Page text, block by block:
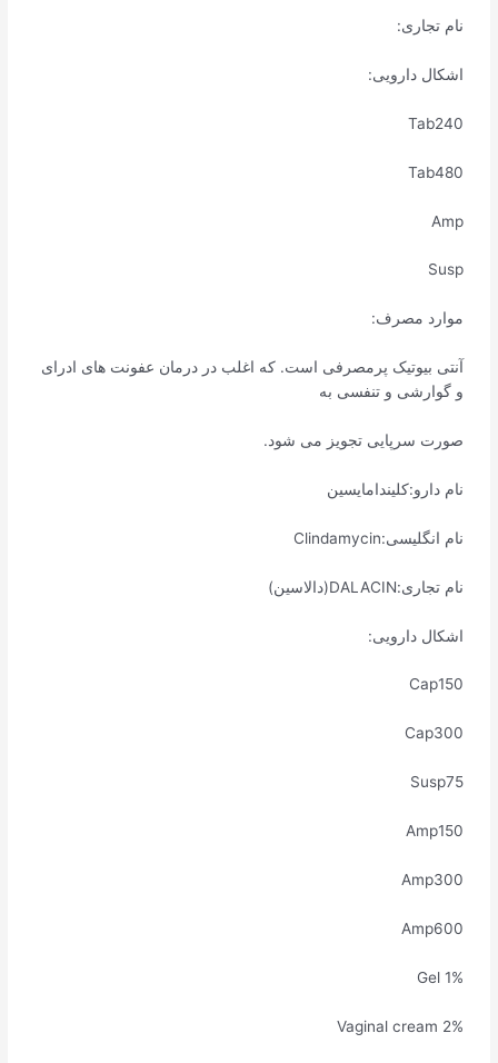
نام تجاری:
اشکال دارویی:
Tab240
Tab480
Amp
Susp
موارد مصرف:
آنتی بیوتیک پرمصرفی است. که اغلب در درمان عفونت های ادرای
و گوارشی و تنفسی به
صورت سرپایی تجویز می شود.
نام دارو:کلیندامایسین
نام انگلیسی:Clindamycin
نام تجاری:DALACIN(دالاسین)
اشکال دارویی:
Cap150
Cap300
Susp75
Amp150
Amp300
Amp600
Gel 1%
Vaginal cream 2%